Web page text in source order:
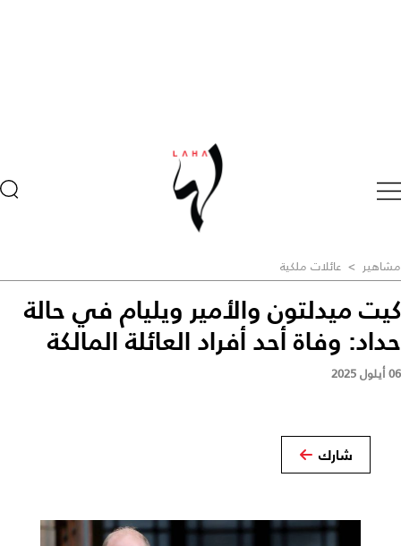
مشاهير > عائلات ملكية
كيت ميدلتون والأمير ويليام في حالة
حداد: وفاة أحد أفراد العائلة المالكة
06 أيلول 2025
شارك